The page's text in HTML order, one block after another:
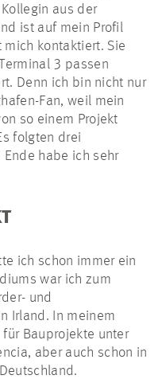
aus der
ist auf mein Profil
kontaktiert. Sie
3 passen
Denn ich bin nicht nur
Fan, weil mein
so einem Projekt
folgten drei
habe ich sehr
ich schon immer ein
war ich zum
und
Irland. In meinem
Bauprojekte unter
aber auch schon in